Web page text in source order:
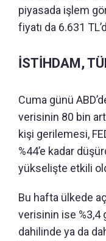
piyasada işlem
fiyatı da 6.631
İSTİHDAM,
Cuma günü
verisinin 80 bin
kişi gerilemesi,
%44’e kadar
yükselişte etkili
Bu hafta ülkede
verisinin ise %3,4
dahilinde ya da